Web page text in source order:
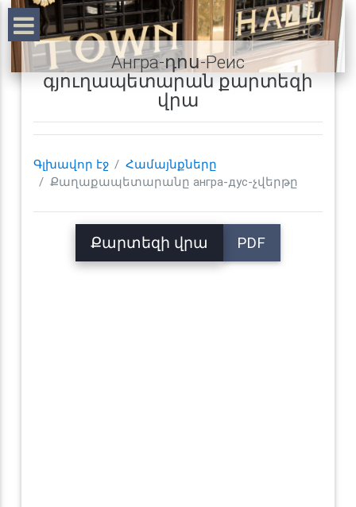
Ангра-դոս-Реис
գյուղապետարան քարտեզի
վրա
Գլխավոր էջ
Համայնքները
Քաղաքապետարանը ангра-дус-չվերթը
Քարտեզի վրա PDF